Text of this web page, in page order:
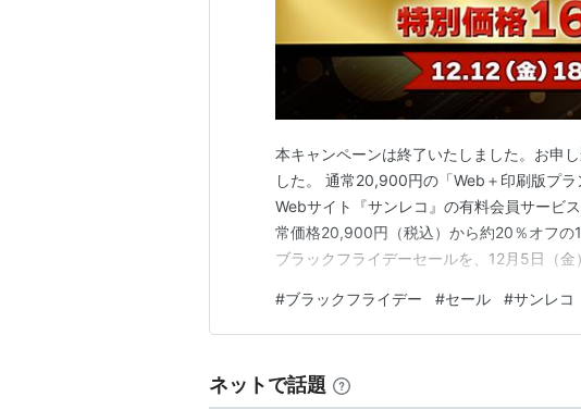
本キャンペーンは終了いたしました。お申
した。 通常20,900円の「Web＋印刷版プ
Webサイト『サンレコ』の有料会員サービ
常価格20,900円（税込）から約20％オフ
ブラックフライデーセールを、12月5日（
新号を含む『サウンド＆レコーディング・
印刷版の…
#ブラックフライデー #セール #サンレコ
ネットで話題